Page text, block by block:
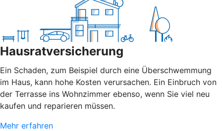
Hausratversicherung
Ein Schaden, zum Beispiel durch eine Überschwemmung
im Haus, kann hohe Kosten verursachen. Ein Einbruch von
der Terrasse ins Wohnzimmer ebenso, wenn Sie viel neu
kaufen und reparieren müssen.
Mehr erfahren